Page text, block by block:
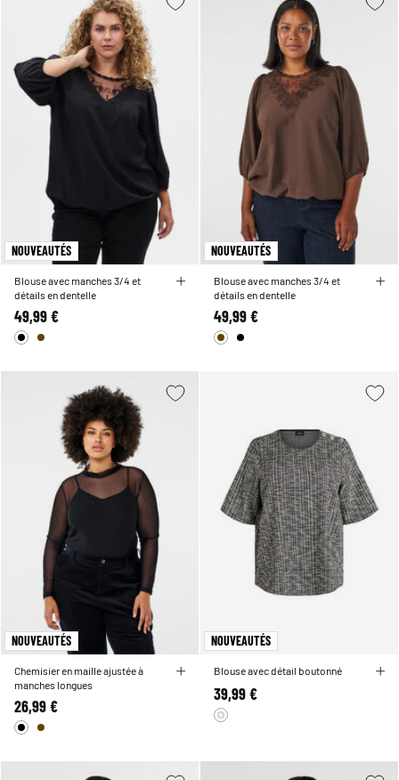
NOUVEAUTÉS
Blouse avec manches 3/4 et
détails en dentelle
49,99 €
NOUVEAUTÉS
Blouse avec manches 3/4 et
détails en dentelle
49,99 €
NOUVEAUTÉS
Chemisier en maille ajustée à
manches longues
26,99 €
NOUVEAUTÉS
Blouse avec détail boutonné
39,99 €